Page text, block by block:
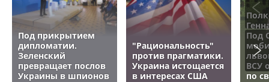
Под прикрытием
дипломатии.
Зеленский
превращает послов
Украины в шпионов
"Рациональность"
против прагматики.
Украина истощается
в интересах США
Под
ВСУ
по